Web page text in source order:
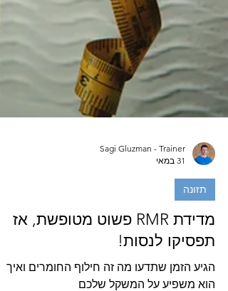
Sagi Gluzman - Trainer
31 במאי
תזונה
מדידת RMR פשוט מטופשת, אז
תפסיקו לנסות!